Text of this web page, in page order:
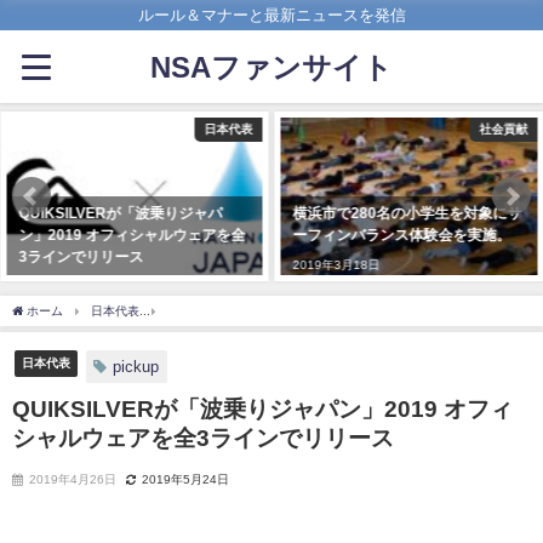
ルール＆マナーと最新ニュースを発信
NSAファンサイト
日本代表
QUIKSILVERが「波乗りジャパ
ン」2019 オフィシャルウェアを全
3ラインでリリース
社会貢献
横浜市で280名の小学生を対象にサ
ーフィンバランス体験会を実施。
2019年3月18日
ホーム 日本代表
日本代表 pickup
QUIKSILVERが「波乗りジャパン」2019 オフィ
シャルウェアを全3ラインでリリース
2019年4月26日 2019年5月24日